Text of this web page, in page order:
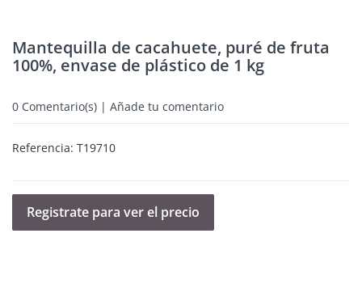
Mantequilla de cacahuete, puré de fruta
100%, envase de plástico de 1 kg
0 Comentario(s) | Añade tu comentario
Referencia: T19710
Registrate para ver el precio